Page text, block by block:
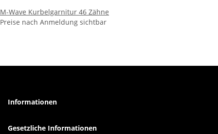
M-Wave Kurbelgarnitur 46 Zähne
Preise nach Anmeldung sichtbar
Informationen
Gesetzliche Informationen